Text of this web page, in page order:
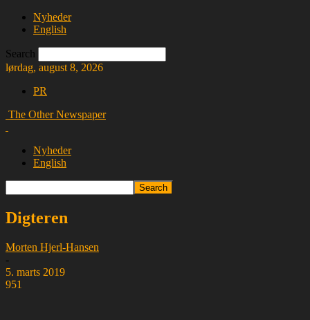
Nyheder
English
Search
lørdag, august 8, 2026
PR
The Other Newspaper
Nyheder
English
Digteren
Morten Hjerl-Hansen
-
5. marts 2019
951